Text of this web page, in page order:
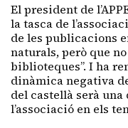
El president de
la tasca de
de les publicacions
naturals, però que
biblioteques”. I ha
dinàmica negativa
del castellà serà
l’associació en els